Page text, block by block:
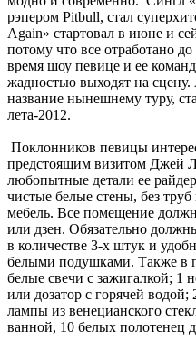
рэпером Pitbull, стал
Again» стартовал в июне и
потому что все отработано
время шоу певице и ее
жадностью выходят на
название нынешнему туру,
лета-2012.
Поклонников певицы
предстоящим визитом Джей
любопытные детали ее
чистые белые стены, без
мебель. Все помещение
или дзен. Обязательно
в количестве 3-х штук и
белыми подушками. Также в
белые свечи с зажигалкой; 1
или дозатор с горячей водой;
лампы из венецианского
ванной, 10 белых полотенец